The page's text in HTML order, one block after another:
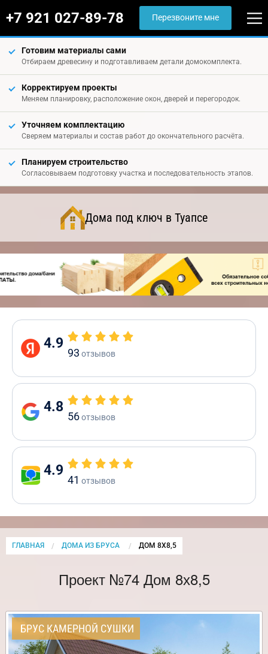
+7 921 027-89-78 Перезвоните мне
Готовим материалы сами
Отбираем древесину и подготавливаем детали домокомплекта.
Корректируем проекты
Меняем планировку, расположение окон, дверей и перегородок.
Уточняем комплектацию
Сверяем материалы и состав работ до окончательного расчёта.
Планируем строительство
Согласовываем подготовку участка и последовательность этапов.
Дома под ключ в Туапсе
4.9
93 отзывов
4.8
56отзывов
4.9
41 отзывов
ГЛАВНАЯ ДОМА ИЗ БРУСА CURRENT:
ДОМ 8Х8,5
Проект №74 Дом 8х8,5
БРУС КАМЕРНОЙ СУШКИ